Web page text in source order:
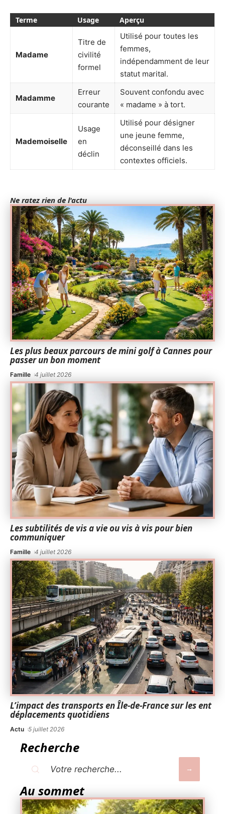
Terme Usage Aperçu
Madame
Titre de
civilité
formel
Utilisé pour toutes les
femmes,
indépendamment de leur
statut marital.
Madamme
Erreur
courante
Souvent confondu avec
« madame » à tort.
Mademoiselle
Usage
en
déclin
Utilisé pour désigner
une jeune femme,
déconseillé dans les
contextes officiels.
Ne ratez rien de l'actu
Les plus beaux parcours de mini golf à Cannes pour
passer un bon moment
Famille 4 juillet 2026
Les subtilités de vis a vie ou vis à vis pour bien
communiquer
Famille 4 juillet 2026
L’impact des transports en Île-de-France sur les ent
déplacements quotidiens
Actu 5 juillet 2026
Recherche
Au sommet